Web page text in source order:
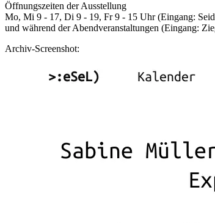
Öffnungszeiten der Ausstellung
Mo, Mi 9 - 17, Di 9 - 19, Fr 9 - 15 Uhr (Eingang:
und während der Abendveranstaltungen (Eingang:
Archiv-Screenshot: